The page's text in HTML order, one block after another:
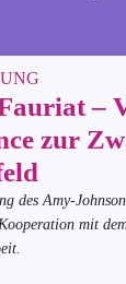
–
zur
des Amy-
mit